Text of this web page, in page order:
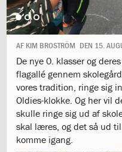
days
of
giving
it
Grow
1.13:
Move
it!
1.14:
Ucycle
We
cycle
AF KIM BROSTRÖM DEN 15.
De nye 0. klasser og
flagallé gennem
vores tradition, ringe sig
Oldies-klokke. Og her vil
skulle ringe sig ud af
skal læres, og det så ud
komme igang.